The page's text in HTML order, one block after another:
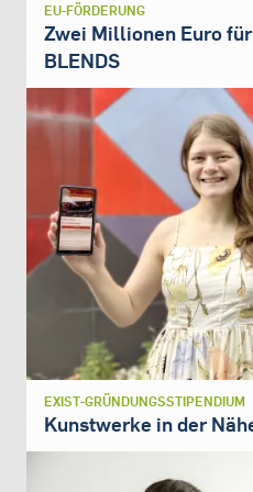
EU-FÖRDERUNG
Zwei Millionen Euro
BLENDS
EXIST-GRÜNDUNGSSTIPENDIUM
Kunstwerke in der